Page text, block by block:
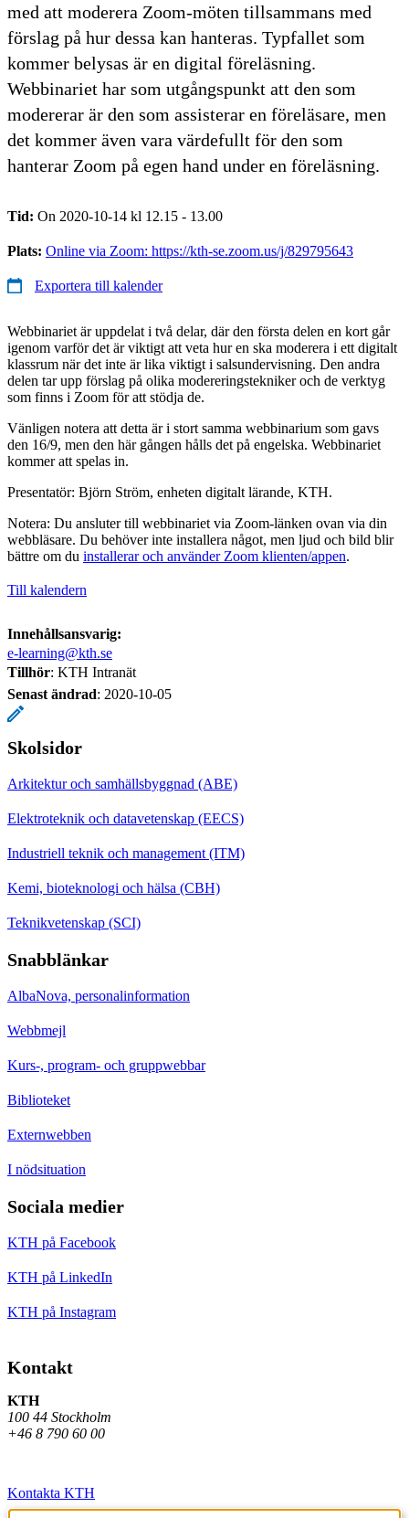
med att moderera Zoom-möten tillsammans med
förslag på hur dessa kan hanteras. Typfallet som
kommer belysas är en digital föreläsning.
Webbinariet har som utgångspunkt att den som
modererar är den som assisterar en föreläsare, men
det kommer även vara värdefullt för den som
hanterar Zoom på egen hand under en föreläsning.
Tid: On 2020-10-14 kl 12.15 - 13.00
Plats: Online via Zoom: https://kth-se.zoom.us/j/829795643
Exportera till kalender
Webbinariet är uppdelat i två delar, där den första delen en kort går
igenom varför det är viktigt att veta hur en ska moderera i ett digitalt
klassrum när det inte är lika viktigt i salsundervisning. Den andra
delen tar upp förslag på olika modereringstekniker och de verktyg
som finns i Zoom för att stödja de.
Vänligen notera att detta är i stort samma webbinarium som gavs
den 16/9, men den här gången hålls det på engelska. Webbinariet
kommer att spelas in.
Presentatör: Björn Ström, enheten digitalt lärande, KTH.
Notera: Du ansluter till webbinariet via Zoom-länken ovan via din
webbläsare. Du behöver inte installera något, men ljud och bild blir
bättre om du installerar och använder Zoom klienten/appen.
Till kalendern
Innehållsansvarig:
e-learning@kth.se
Tillhör: KTH Intranät
Senast ändrad: 2020-10-05
Skolsidor
Arkitektur och samhällsbyggnad (ABE)
Elektroteknik och datavetenskap (EECS)
Industriell teknik och management (ITM)
Kemi, bioteknologi och hälsa (CBH)
Teknikvetenskap (SCI)
Snabblänkar
AlbaNova, personalinformation
Webbmejl
Kurs-, program- och gruppwebbar
Biblioteket
Externwebben
I nödsituation
Sociala medier
KTH på Facebook
KTH på LinkedIn
KTH på Instagram
Kontakt
KTH
100 44 Stockholm
+46 8 790 60 00
Kontakta KTH